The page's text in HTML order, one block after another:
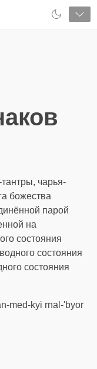
тантры, чарья-
божества
парой
на
состояния
состояния
состояния
med-kyi rnal-'byor